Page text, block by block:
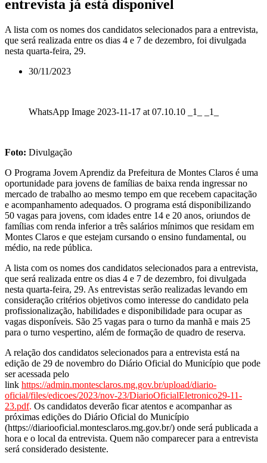
entrevista já está disponível
A lista com os nomes dos candidatos selecionados para a entrevista,
que será realizada entre os dias 4 e 7 de dezembro, foi divulgada
nesta quarta-feira, 29.
30/11/2023
WhatsApp Image 2023-11-17 at 07.10.10 _1_ _1_
Foto: Divulgação
O Programa Jovem Aprendiz da Prefeitura de Montes Claros é uma
oportunidade para jovens de famílias de baixa renda ingressar no
mercado de trabalho ao mesmo tempo em que recebem capacitação
e acompanhamento adequados. O programa está disponibilizando
50 vagas para jovens, com idades entre 14 e 20 anos, oriundos de
famílias com renda inferior a três salários mínimos que residam em
Montes Claros e que estejam cursando o ensino fundamental, ou
médio, na rede pública.
A lista com os nomes dos candidatos selecionados para a entrevista,
que será realizada entre os dias 4 e 7 de dezembro, foi divulgada
nesta quarta-feira, 29. As entrevistas serão realizadas levando em
consideração critérios objetivos como interesse do candidato pela
profissionalização, habilidades e disponibilidade para ocupar as
vagas disponíveis. São 25 vagas para o turno da manhã e mais 25
para o turno vespertino, além de formação de quadro de reserva.
A relação dos candidatos selecionados para a entrevista está na
edição de 29 de novembro do Diário Oficial do Município que pode
ser acessada pelo
link https://admin.montesclaros.mg.gov.br/upload/diario-
oficial/files/edicoes/2023/nov-23/DiarioOficialEletronico29-11-
23.pdf. Os candidatos deverão ficar atentos e acompanhar as
próximas edições do Diário Oficial do Município
(https://diariooficial.montesclaros.mg.gov.br/) onde será publicada a
hora e o local da entrevista. Quem não comparecer para a entrevista
será considerado desistente.